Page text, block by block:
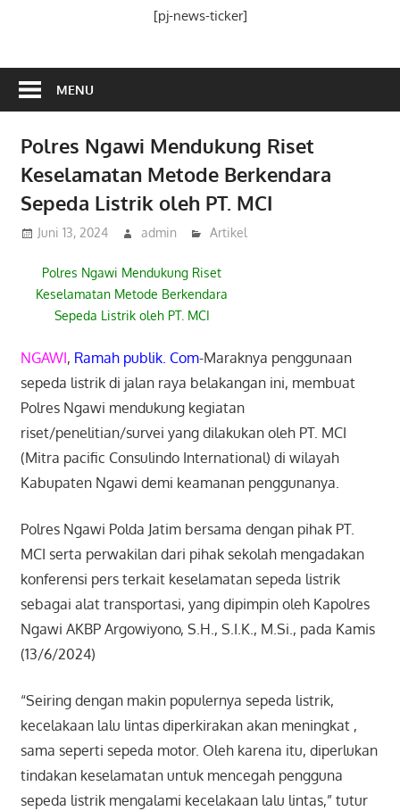
[pj-news-ticker]
MENU
Polres Ngawi Mendukung Riset
Keselamatan Metode Berkendara
Sepeda Listrik oleh PT. MCI
Juni 13, 2024 admin Artikel
Polres Ngawi Mendukung Riset
Keselamatan Metode Berkendara
Sepeda Listrik oleh PT. MCI
NGAWI, Ramah publik. Com-Maraknya penggunaan
sepeda listrik di jalan raya belakangan ini, membuat
Polres Ngawi mendukung kegiatan
riset/penelitian/survei yang dilakukan oleh PT. MCI
(Mitra pacific Consulindo International) di wilayah
Kabupaten Ngawi demi keamanan penggunanya.
Polres Ngawi Polda Jatim bersama dengan pihak PT.
MCI serta perwakilan dari pihak sekolah mengadakan
konferensi pers terkait keselamatan sepeda listrik
sebagai alat transportasi, yang dipimpin oleh Kapolres
Ngawi AKBP Argowiyono, S.H., S.I.K., M.Si., pada Kamis
(13/6/2024)
“Seiring dengan makin populernya sepeda listrik,
kecelakaan lalu lintas diperkirakan akan meningkat ,
sama seperti sepeda motor. Oleh karena itu, diperlukan
tindakan keselamatan untuk mencegah pengguna
sepeda listrik mengalami kecelakaan lalu lintas,” tutur